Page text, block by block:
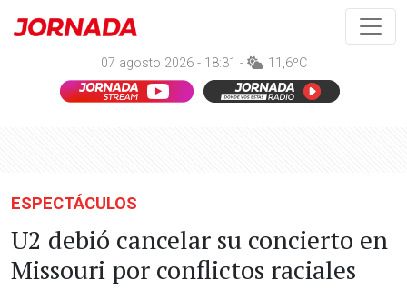
07 agosto 2026 - 18:31 - 11,6ºC
ESPECTÁCULOS
U2 debió cancelar su concierto en
Missouri por conflictos raciales